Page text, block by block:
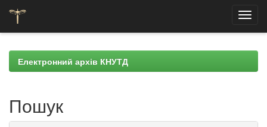
navigationЕлектронний архів КНУТД
Пошук